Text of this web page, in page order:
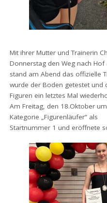
Mit ihrer Mutter und Trainerin
Donnerstag den Weg nach Hof
stand am Abend das offizielle
wurde der Boden getestet und
Figuren ein letztes Mal
Am Freitag, den 18.Oktober
Kategorie „Figurenläufer“ als
Startnummer 1 und eröffnete